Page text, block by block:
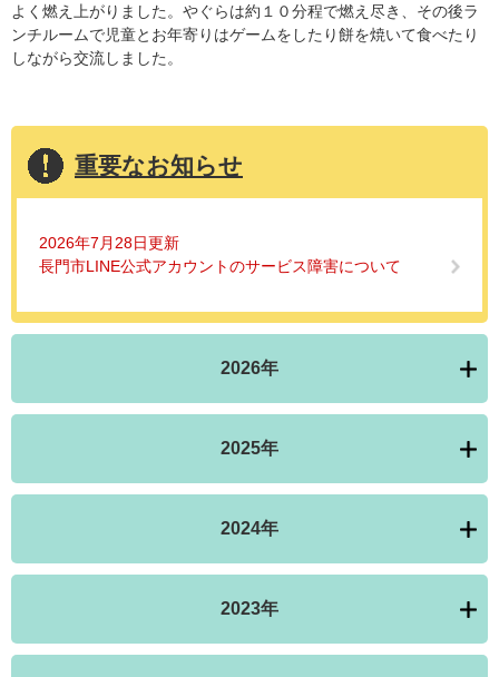
よく燃え上がりました。やぐらは約１０分程で燃え尽き、その後ラ
ンチルームで児童とお年寄りはゲームをしたり餅を焼いて食べたり
しながら交流しました。
重要なお知らせ
2026年7月28日更新
長門市LINE公式アカウントのサービス障害について
2026年
2025年
2024年
2023年